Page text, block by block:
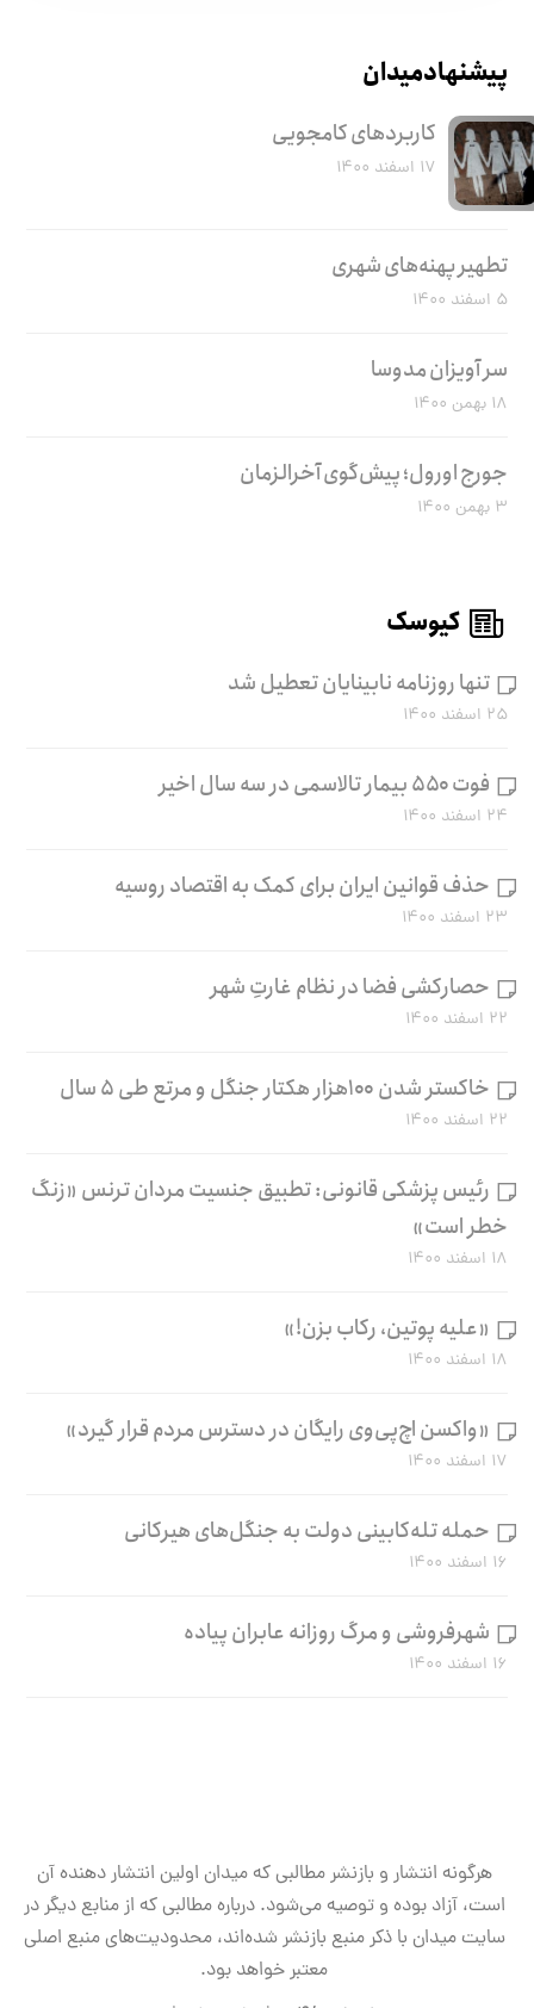
پیشنهاد میدان
کاربرد‌های کامجویی
۱۷ اسفند ۱۴۰۰
تطهیر پهنه‌های شهری
۵ اسفند ۱۴۰۰
سر آویزان مدوسا
۱۸ بهمن ۱۴۰۰
جورج اورول؛ پیش‌گوی آخرالزمان
۳ بهمن ۱۴۰۰
کیوسک
تنها روزنامه نابینایان تعطیل شد
۲۵ اسفند ۱۴۰۰
فوت ۵۵۰ بیمار تالاسمی در سه سال اخیر
۲۴ اسفند ۱۴۰۰
حذف قوانین ایران برای کمک به اقتصاد روسیه
۲۳ اسفند ۱۴۰۰
حصارکشی فضا در نظام غارتِ شهر
۲۲ اسفند ۱۴۰۰
خاکستر شدن ۱۰۰هزار هکتار جنگل و مرتع طی ۵ سال
۲۲ اسفند ۱۴۰۰
رئیس پزشکی قانونی: تطبیق جنسیت مردان ترنس «زنگ
خطر است»
۱۸ اسفند ۱۴۰۰
«علیه پوتین، رکاب بزن!»
۱۸ اسفند ۱۴۰۰
«واکسن اچ‌پی‌وی رایگان در دسترس مردم قرار گیرد»
۱۷ اسفند ۱۴۰۰
حمله تله‌کابینی دولت به جنگل‌های هیرکانی
۱۶ اسفند ۱۴۰۰
شهرفروشی و مرگ روزانه عابران پیاده
۱۶ اسفند ۱۴۰۰
هرگونه انتشار و بازنشر مطالبی که میدان اولین انتشار دهنده آن
است، آزاد بوده و توصیه می‌شود. درباره مطالبی که از منابع دیگر در
سایت میدان با ذکر منبع بازنشر شده‌اند، محدودیت‌های منبع اصلی
معتبر خواهد بود.